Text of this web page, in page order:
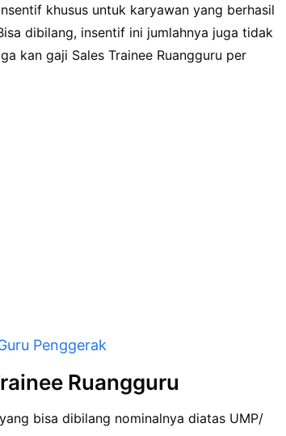
khusus untuk karyawan yang berhasil
dibilang, insentif ini jumlahnya juga tidak
kan gaji Sales Trainee Ruangguru per
Penggerak
Ruangguru
yang bisa dibilang nominalnya diatas UMP/